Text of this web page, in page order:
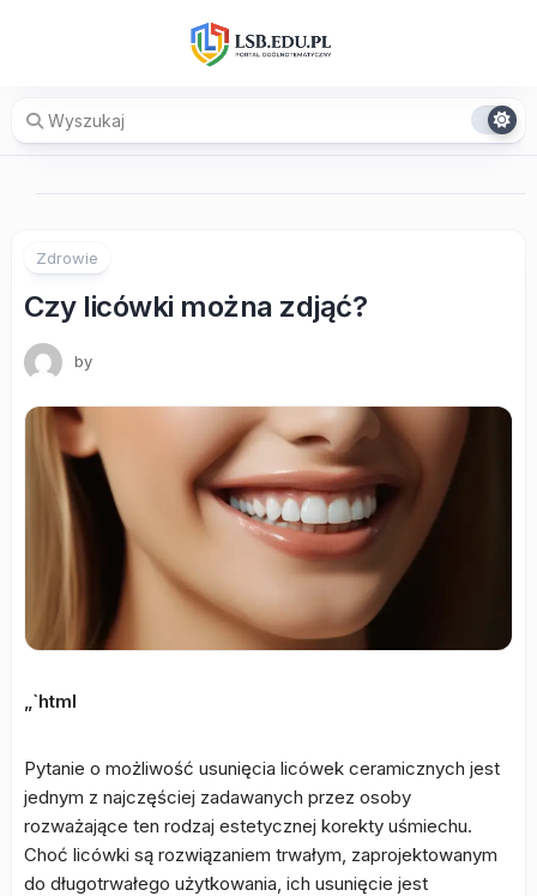
Zdrowie
Czy licówki można zdjąć?
by
„`html
Pytanie o możliwość usunięcia licówek ceramicznych jest
jednym z najczęściej zadawanych przez osoby
rozważające ten rodzaj estetycznej korekty uśmiechu.
Choć licówki są rozwiązaniem trwałym, zaprojektowanym
do długotrwałego użytkowania, ich usunięcie jest